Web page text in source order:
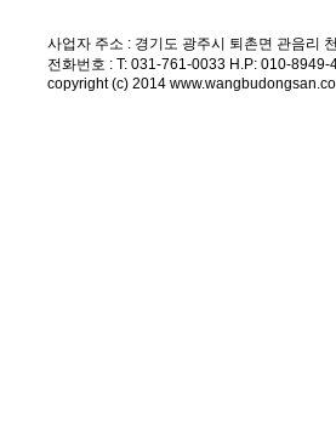
사업자 주소 : 경기도 광주시 퇴촌면 관음리
전화번호 : T: 031-761-0033 H.P: 010-
copyright (c) 2014